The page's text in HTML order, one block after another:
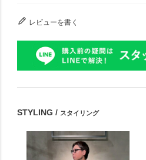
レビューを書く
STYLING / スタイリング